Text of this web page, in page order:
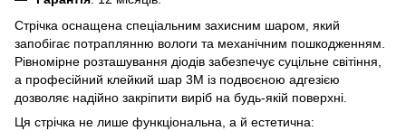
Стрічка оснащена спеціальним захисним шаром, який
запобігає потраплянню вологи та механічним пошкодженням.
Рівномірне розташування діодів забезпечує суцільне світіння,
а професійний клейкий шар 3М із подвоєною адгезією
дозволяє надійно закріпити виріб на будь-якій поверхні.
Ця стрічка не лише функціональна, а й естетична: